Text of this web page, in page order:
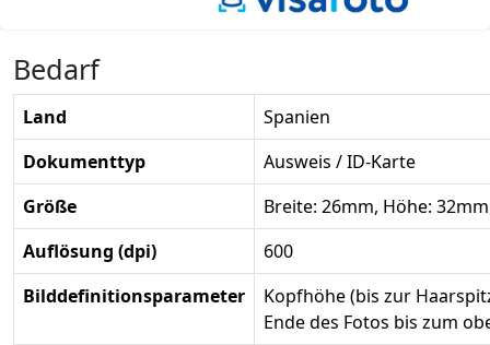
Bedarf
Land
Spanien
Dokumenttyp
Ausweis / ID-Karte
Größe
Breite: 26mm, Höhe: 32mm
Auflösung (dpi)
600
Bilddefinitionsparameter
Kopfhöhe (bis zur
Ende des Fotos bis zum